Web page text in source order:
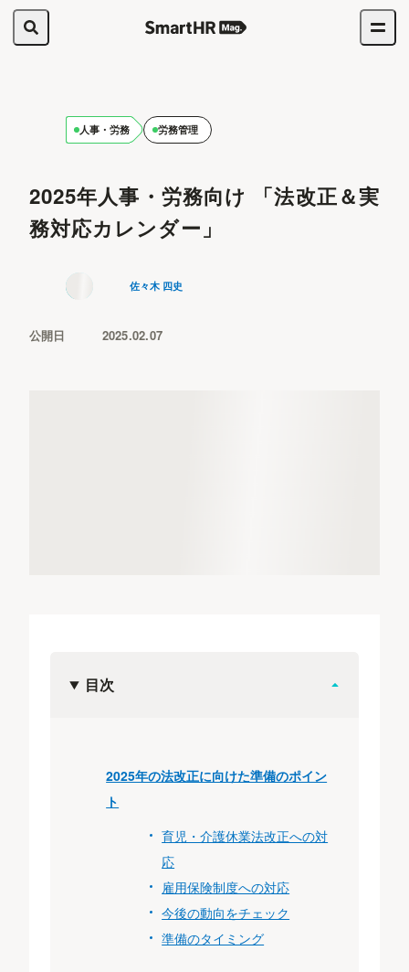
人事・労務 労務管理
2025年人事・労務向け 「法改正＆実
務対応カレンダー」
佐々木 四史
公開日 2025.02.07
目次
2025年の法改正に向けた準備のポイン
ト
育児・介護休業法改正への対
応
雇用保険制度への対応
今後の動向をチェック
準備のタイミング